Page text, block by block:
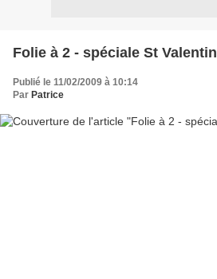
Folie à 2 - spéciale St Valentin
Publié le 11/02/2009 à 10:14
Par Patrice